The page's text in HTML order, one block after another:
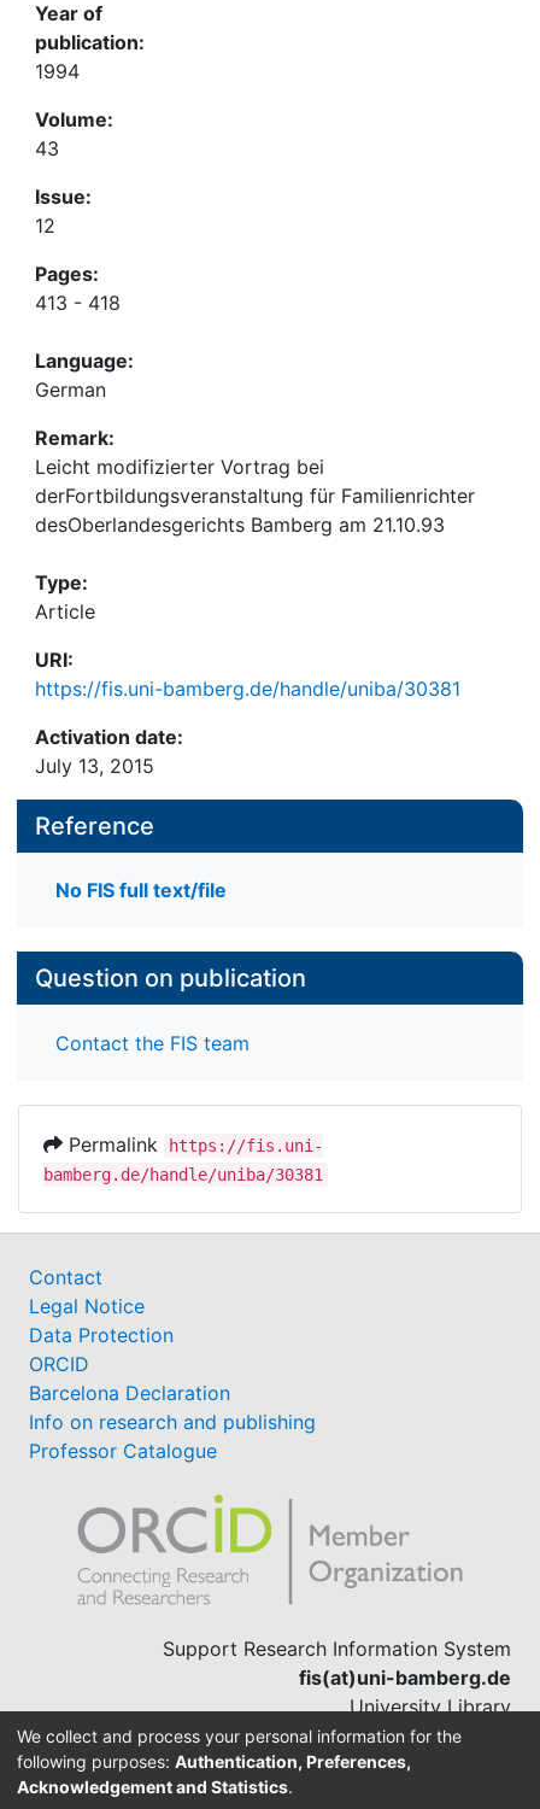
Year of
publication:
1994
Volume:
43
Issue:
12
Pages:
413 - 418
Language:
German
Remark:
Leicht modifizierter Vortrag bei
derFortbildungsveranstaltung für Familienrichter
desOberlandesgerichts Bamberg am 21.10.93
Type:
Article
URI:
https://fis.uni-bamberg.de/handle/uniba/30381
Activation date:
July 13, 2015
Reference
No FIS full text/file
Question on publication
Contact the FIS team
Permalink
https://fis.uni-
bamberg.de/handle/uniba/30381
Contact
Legal Notice
Data Protection
ORCID
Barcelona Declaration
Info on research and publishing
Professor Catalogue
Support Research Information System
fis(at)uni-bamberg.de
University Library
(0951) 863-1568
We collect and process your personal information for the
following purposes: Authentication, Preferences,
Acknowledgement and Statistics.